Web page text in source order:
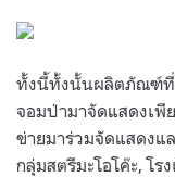
ทั้งนี้ทั้งนั้นผลิตภัณฑ์ที่
จอมป่ามาจัดแสดงเพี
ข่ายมาร่วมจัดแสดงแ
กลุ่มสตรีมะโอโค๊ะ,โร